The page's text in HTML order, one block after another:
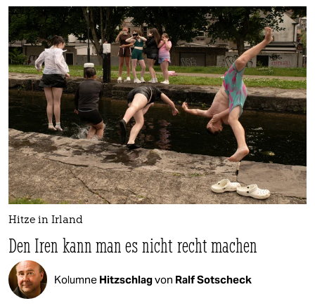
Hitze in Irland
Den Iren kann man es nicht recht machen
Kolumne Hitzschlagvon Ralf Sotscheck